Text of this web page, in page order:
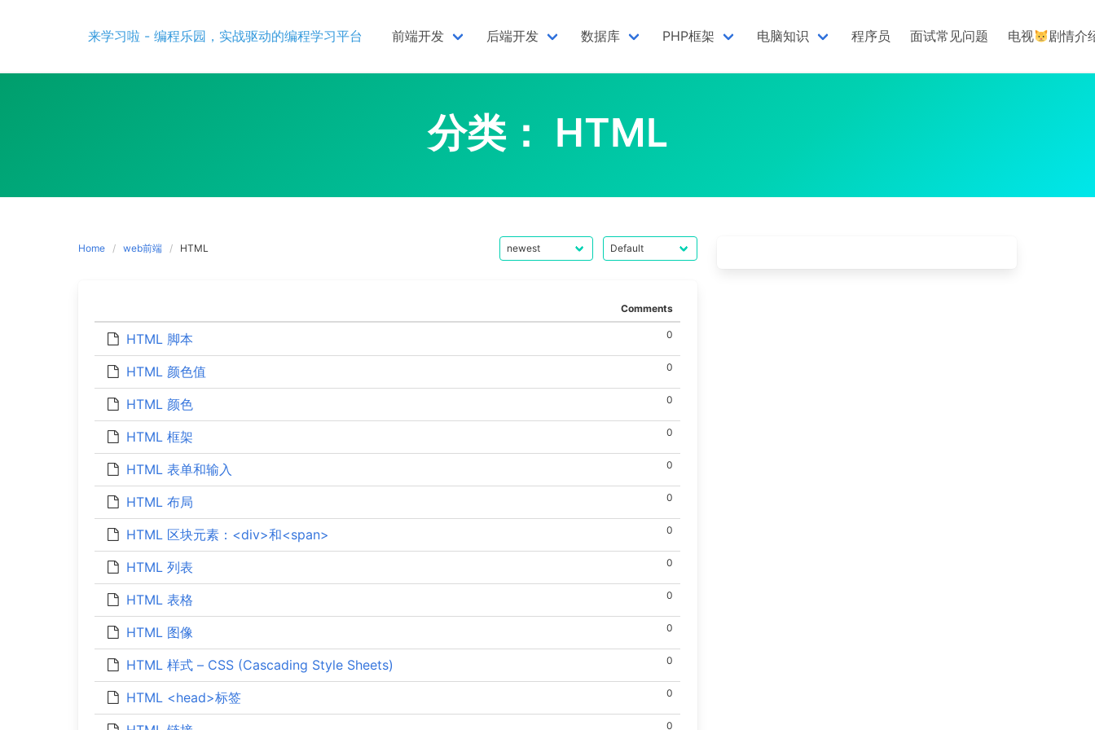
来学习啦 - 编程乐园，实战驱动的编程学习平台 前端开发 后端开发 数据库 PHP框架 电脑知识 程序员 面试常见问题 电视 剧情介
分类： HTML
Home web前端 HTML
Comments
HTML 脚本 0
HTML 颜色值 0
HTML 颜色 0
HTML 框架 0
HTML 表单和输入 0
HTML 布局 0
HTML 区块元素：<div>和<span> 0
HTML 列表 0
HTML 表格 0
HTML 图像 0
HTML 样式 – CSS (Cascading Style Sheets) 0
HTML <head>标签 0
0